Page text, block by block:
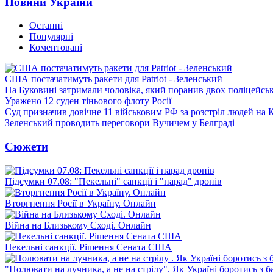
Останні
Популярні
Коментовані
США постачатимуть ракети для Patriot - Зеленський
На Буковині затримали чоловіка, який поранив двох
Уражено 12 суден тіньового флоту Росії
Суд призначив довічне 11 військовим РФ за розстріл людей на
Зеленський проводить переговори Вучичем у Белграді
Сюжети
Підсумки 07.08: "Пекельні" санкції і "парад" дронів
Вторгнення Росії в Україну. Онлайн
Війна на Близькому Сході. Онлайн
Пекельні санкції. Рішення Сената США
"Полювати на лучника, а не на стрілу". Як Україні боротись з